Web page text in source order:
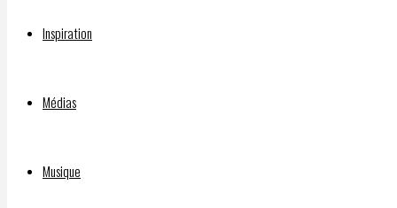
Inspiration
Médias
Musique
Vous devez